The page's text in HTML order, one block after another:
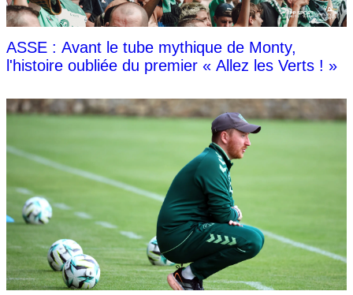
ASSE : Avant le tube mythique de Monty,
l'histoire oubliée du premier « Allez les Verts ! »